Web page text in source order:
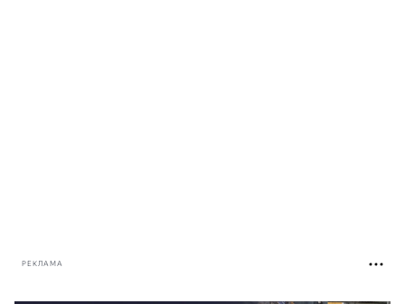
РЕКЛАМА